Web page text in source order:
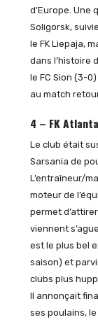
d’Europe. Une
Soligorsk,
le FK Liepaja,
dans l’histoire
le FC Sion (3-
au match
4 – FK
Le club était
Sarsania de
L’entraîneur/
moteur de
permet
viennent
est le plus bel
saison) et
clubs plus
Il annonçait
ses poulains,